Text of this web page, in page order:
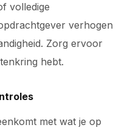
volledige
verhogen
Zorg ervoor
hebt.
met wat je op